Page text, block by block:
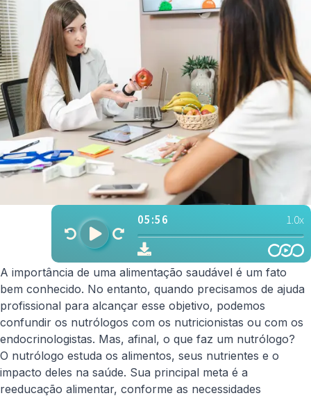
A importância de uma alimentação saudável é um fato
bem conhecido. No entanto, quando precisamos de ajuda
profissional para alcançar esse objetivo, podemos
confundir os nutrólogos com os nutricionistas ou com os
endocrinologistas. Mas, afinal, o que faz um nutrólogo?
O nutrólogo estuda os alimentos, seus nutrientes e o
impacto deles na saúde. Sua principal meta é a
reeducação alimentar, conforme as necessidades